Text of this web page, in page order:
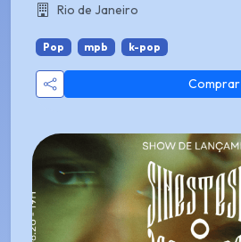
Rio de Janeiro
Pop mpb k-pop
Comprar